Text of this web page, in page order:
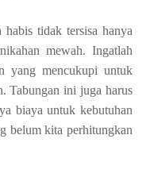
habis tidak tersisa hanya
mewah. Ingatlah
yang mencukupi untuk
Tabungan ini juga harus
biaya untuk kebutuhan
belum kita perhitungkan